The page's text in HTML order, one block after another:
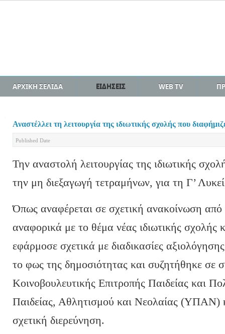
ΑΡΧΙΚΗ ΣΕΛΙΔΑ ΕΙΔΗΣΕΙΣ WEB TV
Αναστέλλει τη λειτουργία της ιδιωτικής σχολής που
Published Date
Την αναστολή λειτουργίας της ιδιωτικής
την μη διεξαγωγή τετραμήνων, για τη Γ’
Όπως αναφέρεται σε σχετική ανακοίνωση από
αναφορικά με το θέμα νέας ιδιωτικής σχολής
εφάρμοσε σχετικά με διαδικασίες
το φως της δημοσιότητας και συζητήθηκε σε
Κοινοβουλευτικής Επιτροπής Παιδείας και
Παιδείας, Αθλητισμού και Νεολαίας (ΥΠΑΝ)
σχετική διερεύνηση.